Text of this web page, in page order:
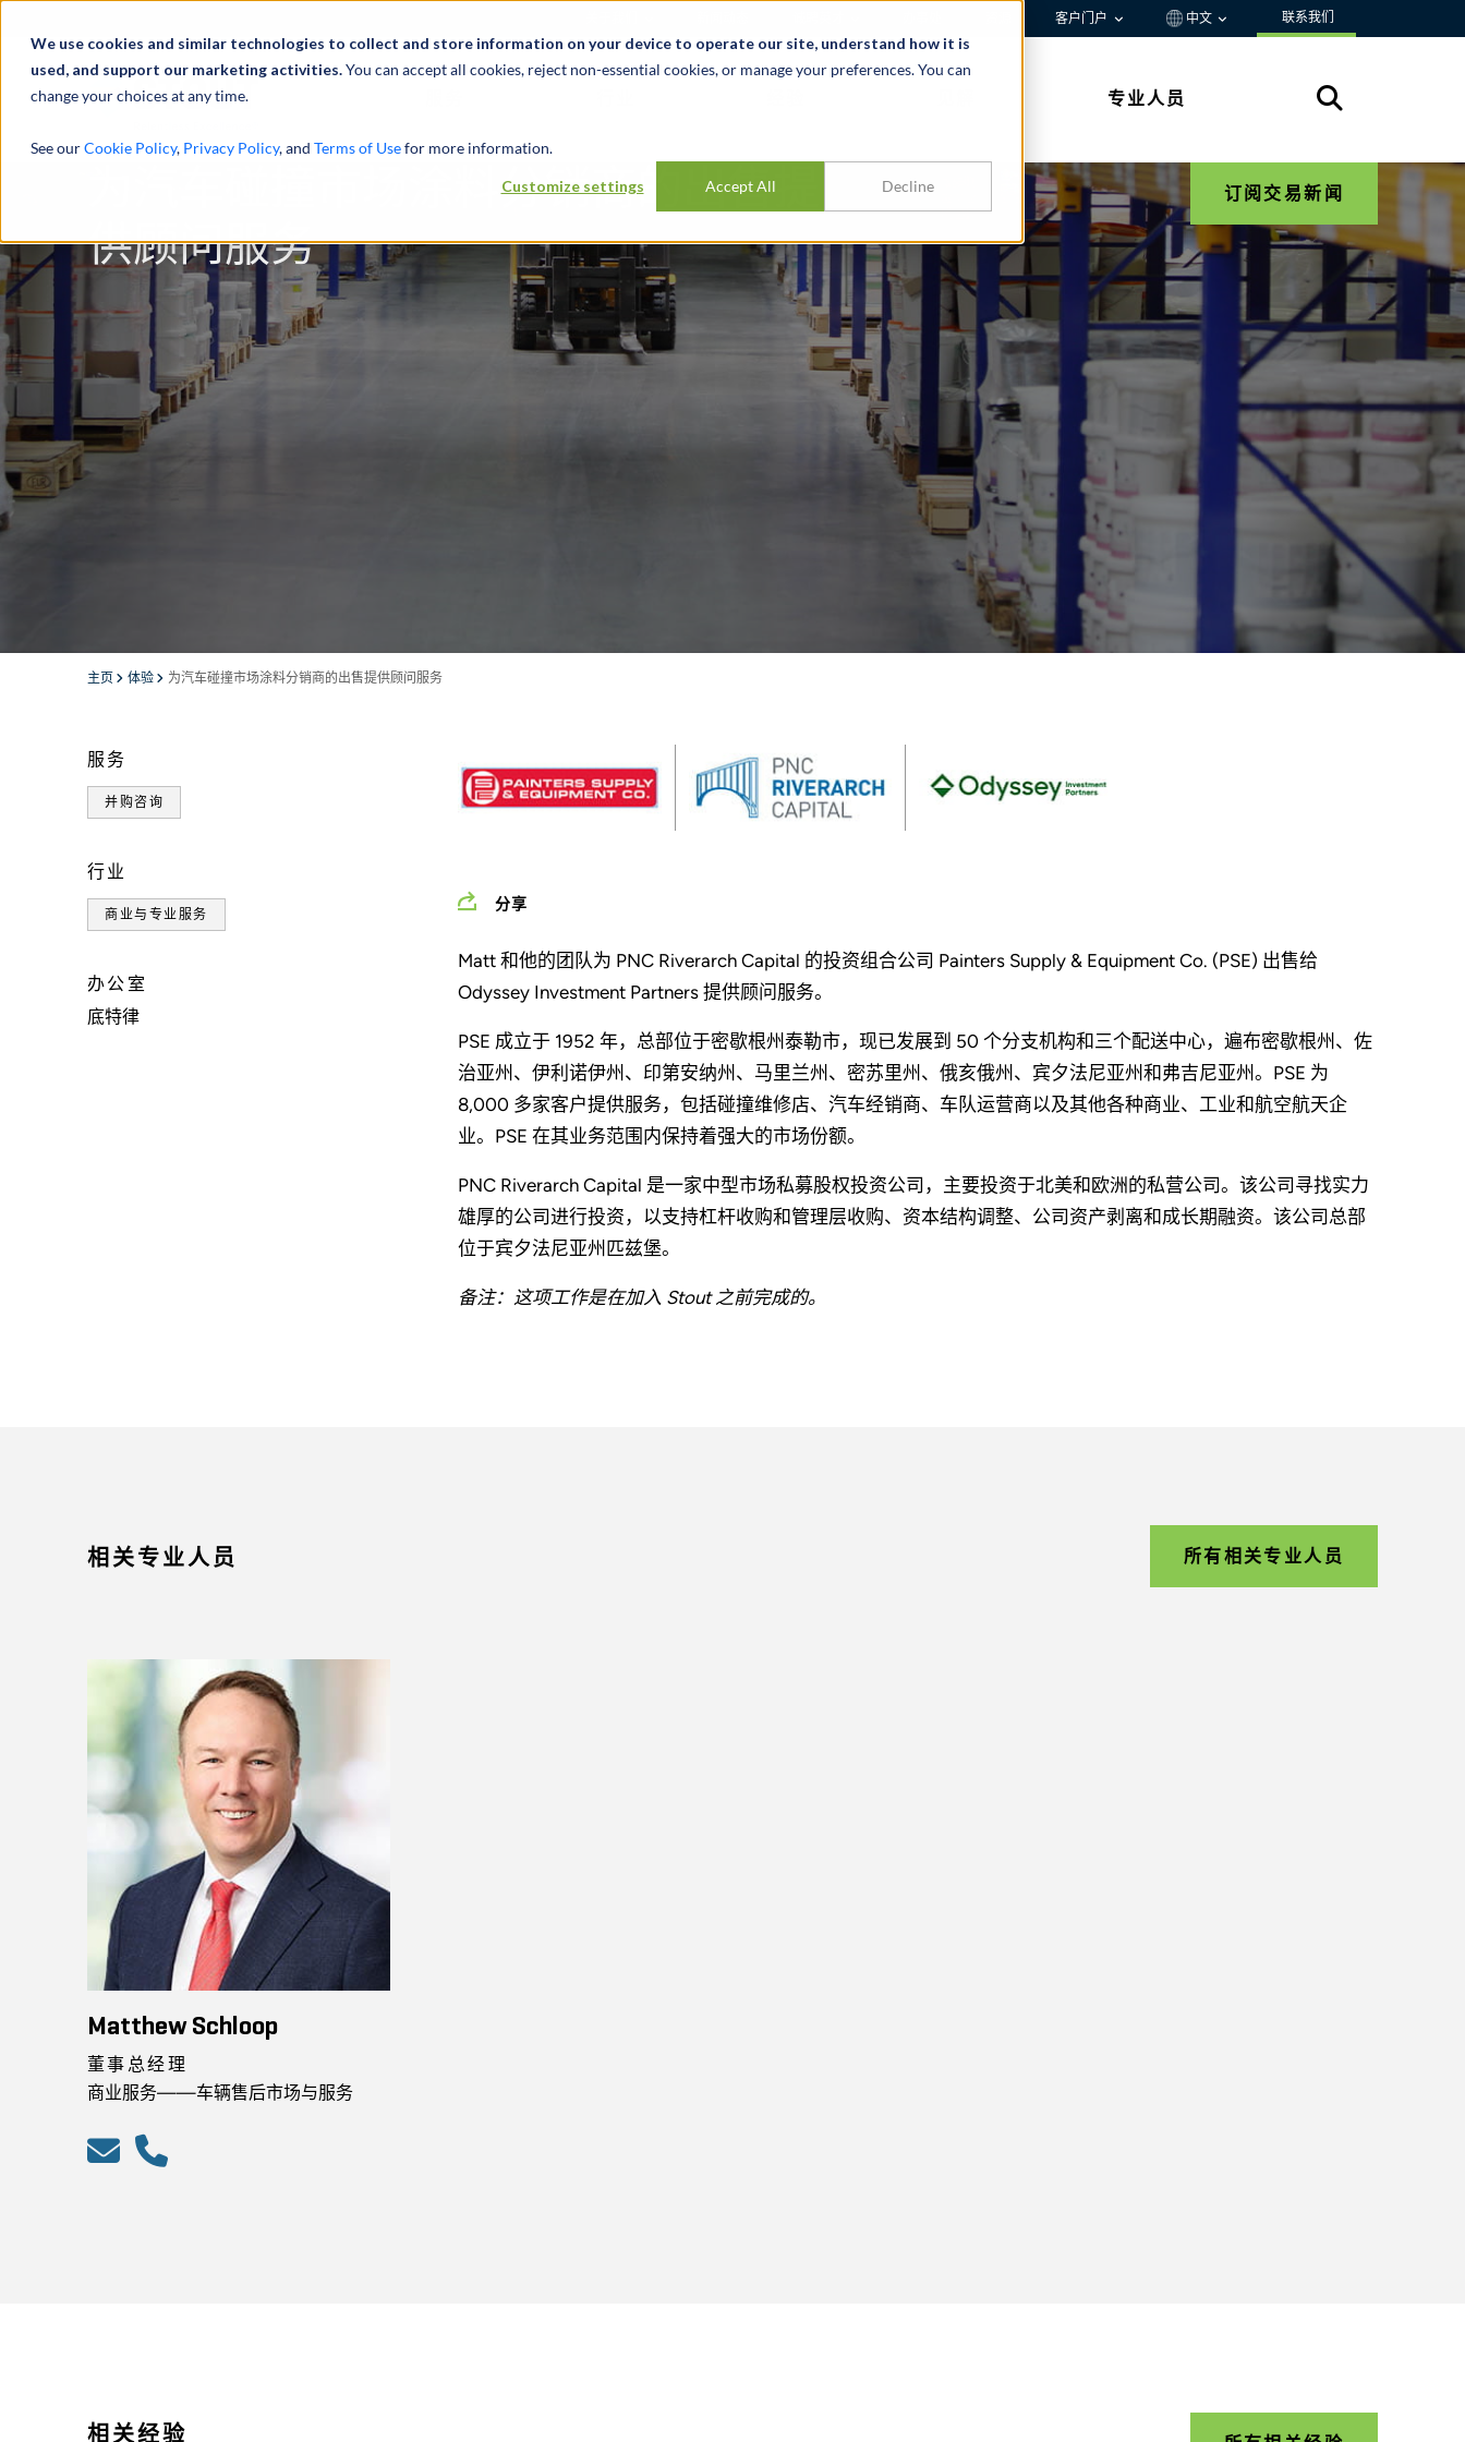
We use cookies and similar technologies to collect and store information on your device to operate our site, understand how it is
used, and support our marketing activities.You can accept all cookies, reject non-essential cookies, or manage your preferences. You can
change your choices at any time.
See ourCookie Policy, Privacy Policy, and Terms of Usefor more information.
Customize settings Accept All Decline
客户门户 中文 联系我们
专业人员
为汽车碰撞市场涂料分销商的出售提
供顾问服务
订阅交易新闻
主页 体验 为汽车碰撞市场涂料分销商的出售提供顾问服务
服务
并购咨询
行业
商业与专业服务
办公室
底特律
分享
Matt 和他的团队为 PNC Riverarch Capital 的投资组合公司 Painters Supply & Equipment Co. (PSE) 出售给
Odyssey Investment Partners 提供顾问服务。
PSE 成立于 1952 年，总部位于密歇根州泰勒市，现已发展到 50 个分支机构和三个配送中心，遍布密歇根州、佐
治亚州、伊利诺伊州、印第安纳州、马里兰州、密苏里州、俄亥俄州、宾夕法尼亚州和弗吉尼亚州。PSE 为
8,000 多家客户提供服务，包括碰撞维修店、汽车经销商、车队运营商以及其他各种商业、工业和航空航天企
业。PSE 在其业务范围内保持着强大的市场份额。
PNC Riverarch Capital 是一家中型市场私募股权投资公司，主要投资于北美和欧洲的私营公司。该公司寻找实力
雄厚的公司进行投资，以支持杠杆收购和管理层收购、资本结构调整、公司资产剥离和成长期融资。该公司总部
位于宾夕法尼亚州匹兹堡。
备注：这项工作是在加入 Stout 之前完成的。
相关专业人员 所有相关专业人员
Matthew Schloop
董事总经理
商业服务——车辆售后市场与服务
相关经验